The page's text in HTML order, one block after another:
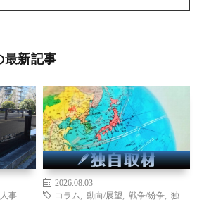
最新記事
事
2026.08.03
コラム
動向/展望 戦争/紛争
独